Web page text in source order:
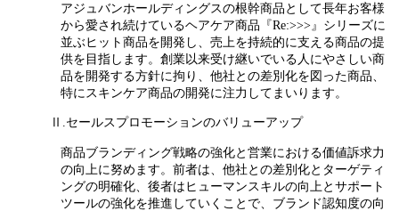
アジュバンホールディングスの根幹商品として長年お客様
から愛され続けているヘアケア商品『Re:>>>』シリーズに
並ぶヒット商品を開発し、売上を持続的に支える商品の提
供を目指します。創業以来受け継いでいる人にやさしい商
品を開発する方針に拘り、他社との差別化を図った商品、
特にスキンケア商品の開発に注力してまいります。
Ⅱ.セールスプロモーションのバリューアップ
商品ブランディング戦略の強化と営業における価値訴求力
の向上に努めます。前者は、他社との差別化とターゲティ
ングの明確化、後者はヒューマンスキルの向上とサポート
ツールの強化を推進していくことで、ブランド認知度の向